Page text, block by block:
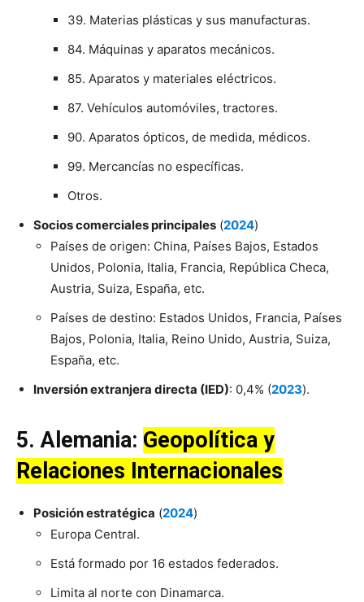
39. Materias plásticas y sus manufacturas.
84. Máquinas y aparatos mecánicos.
85. Aparatos y materiales eléctricos.
87. Vehículos automóviles, tractores.
90. Aparatos ópticos, de medida, médicos.
99. Mercancías no específicas.
Otros.
Socios comerciales principales (2024)
Países de origen: China, Países Bajos, Estados
Unidos, Polonia, Italia, Francia, República Checa,
Austria, Suiza, España, etc.
Países de destino: Estados Unidos, Francia, Países
Bajos, Polonia, Italia, Reino Unido, Austria, Suiza,
España, etc.
Inversión extranjera directa (IED): 0,4% (2023).
5.Alemania: Geopolítica y
Relaciones Internacionales
Posición estratégica (2024)
Europa Central.
Está formado por 16 estados federados.
Limita al norte con Dinamarca.